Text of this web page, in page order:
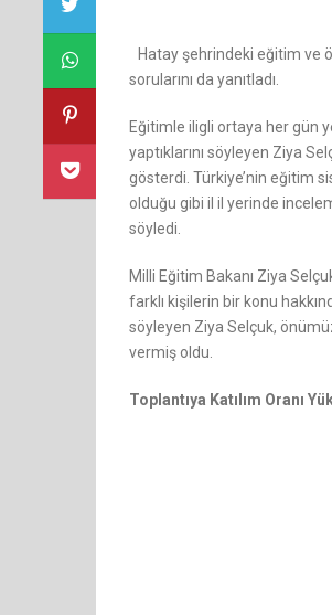
Hatay şehrindeki eğitim ve
sorularını da yanıtladı.
Eğitimle iligli ortaya her gün
yaptıklarını söyleyen Ziya
gösterdi. Türkiye’nin eğitim
olduğu gibi il il yerinde
söyledi.
Milli Eğitim Bakanı Ziya
farklı kişilerin bir konu
söyleyen Ziya Selçuk,
vermiş oldu.
Toplantıya Katılım Oranı